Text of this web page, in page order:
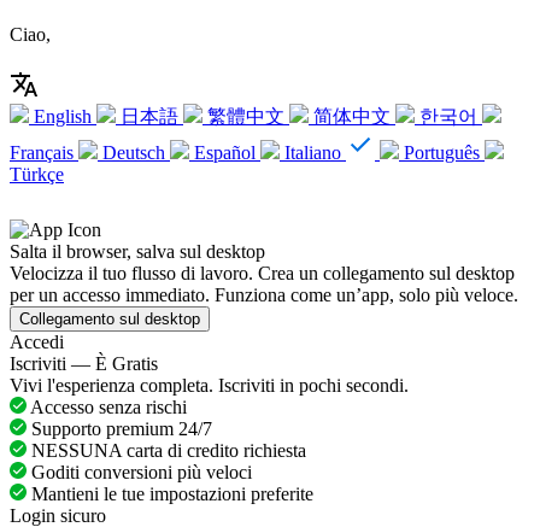
Ciao,
English 日本語 繁體中文 简体中文
한국어
Français
Deutsch Español Italiano
Português
Türkçe
Salta il browser, salva sul desktop
Velocizza il tuo flusso di lavoro. Crea un collegamento sul desktop
per un accesso immediato. Funziona come un’app, solo più veloce.
Collegamento sul desktop
Accedi
Iscriviti — È Gratis
Vivi l'esperienza completa. Iscriviti in pochi secondi.
Accesso senza rischi
Supporto premium 24/7
NESSUNA carta di credito richiesta
Goditi conversioni più veloci
Mantieni le tue impostazioni preferite
Login sicuro